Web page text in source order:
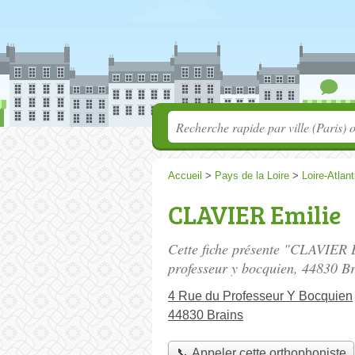
Accueil > Pays de la Loire > Loire-
CLAVIER Emilie
Cette fiche présente
professeur y bocquien, 44830
4 Rue du Professeur Y Bocquien
44830 Brains